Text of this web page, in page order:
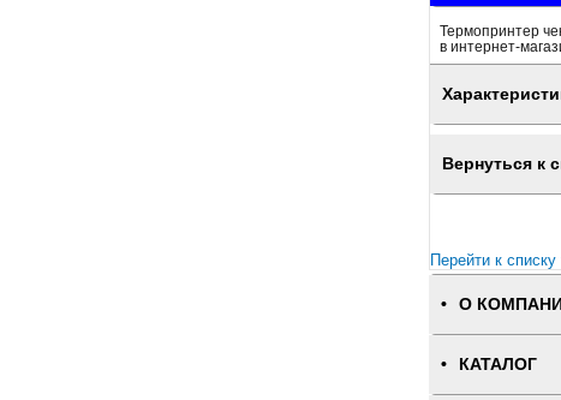
Термопринтер
в интернет-
Вернуться к
Перейти к
О
КАТАЛОГ